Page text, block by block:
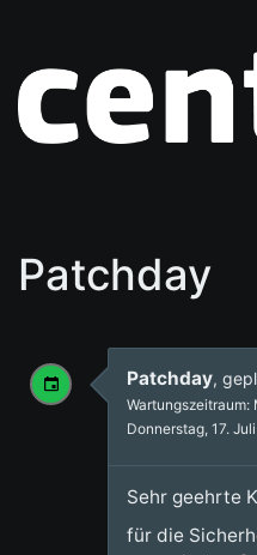
Patchday
Patchday,
Wartungszeitraum:
Donnerstag, 17.
Sehr geehrte
für die